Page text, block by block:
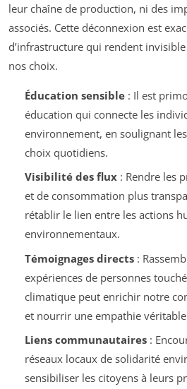
leur chaîne de production, ni des
associés. Cette déconnexion est
d’infrastructure qui rendent
nos choix.
Éducation sensible: Il est
éducation qui connecte les
environnement, en soulignant
choix quotidiens.
Visibilité des flux: Rendre les
et de consommation plus
rétablir le lien entre les actions
environnementaux.
Témoignages directs:
expériences de personnes
climatique peut enrichir notre
et nourrir une empathie
Liens communautaires:
réseaux locaux de solidarité
sensibiliser les citoyens à leurs